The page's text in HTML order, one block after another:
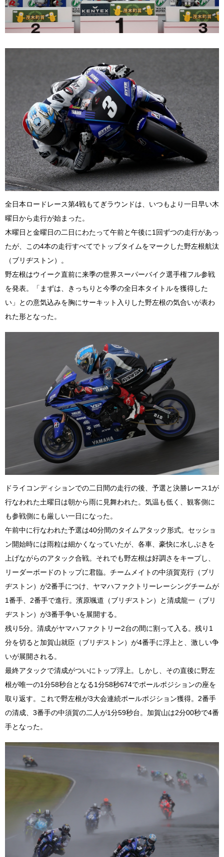
全日本ロードレース第4戦もてぎラウンドは、いつもより一日早い木
曜日から走行が始まった。
木曜日と金曜日の二日にわたって午前と午後に1回ずつの走行があっ
たが、この4本の走行すべてでトップタイムをマークした野左根航汰
（ブリヂストン）。
野左根はウイーク直前に来季の世界スーパーバイク選手権フル参戦
を発表。「まずは、きっちりと今季の全日本タイトルを獲得した
い」との意気込みを胸にサーキット入りした野左根の気合いが表わ
れた形となった。
ドライコンディションでの二日間の走行の後、予選と決勝レース1が
行なわれた土曜日は朝から雨に見舞われた。気温も低く、観客側に
も参戦側にも厳しい一日になった。
午前中に行なわれた予選は40分間のタイムアタック形式。セッショ
ン開始時には雨粒は細かくなっていたが、各車、豪快に水しぶきを
上げながらのアタック合戦。それでも野左根は好調さをキープし、
リーダーボードのトップに君臨。チームメイトの中須賀克行（ブリ
ヂストン）が2番手につけ、ヤマハファクトリーレーシングチームが
1番手、2番手で進行。濱原颯道（ブリヂストン）と清成龍一（ブリ
ヂストン）が3番手争いを展開する。
残り5分。清成がヤマハファクトリー2台の間に割って入る。残り1
分を切ると加賀山就臣（ブリヂストン）が4番手に浮上と、激しい争
いが展開される。
最終アタックで清成がついにトップ浮上。しかし、その直後に野左
根が唯一の1分58秒台となる1分58秒674でポールポジションの座を
取り返す。これで野左根が3大会連続ポールポジション獲得。2番手
の清成、3番手の中須賀の二人が1分59秒台。加賀山は2分00秒で4番
手となった。